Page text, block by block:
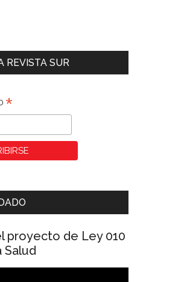
REVISTA SUR
*
proyecto de Ley 010
Salud